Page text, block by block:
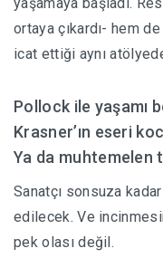
ortaya çıkardı- hem
icat ettiği aynı
Pollock ile yaşamı
Krasner’ın eseri
Ya da muhtemelen
Sanatçı sonsuza
edilecek. Ve
pek olası değil.